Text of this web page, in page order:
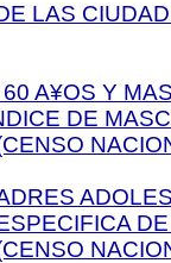
LAS
A¥OS Y
DE